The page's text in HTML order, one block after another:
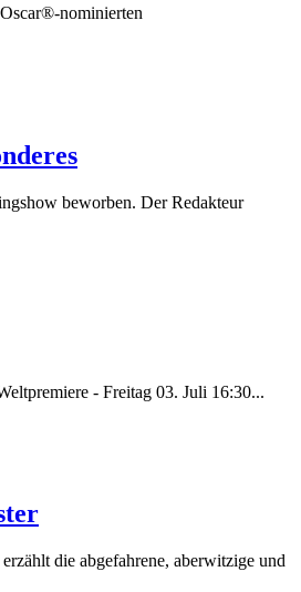
nominierten
beworben. Der Redakteur
- Freitag 03. Juli 16:30...
die abgefahrene, aberwitzige und